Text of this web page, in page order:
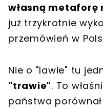
własną metaforę
już trzykrotnie
przemówień w
Nie o "lawie" tu
"trawie". To
państwa